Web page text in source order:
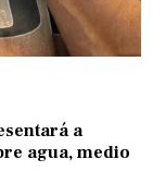
a
agua, medio